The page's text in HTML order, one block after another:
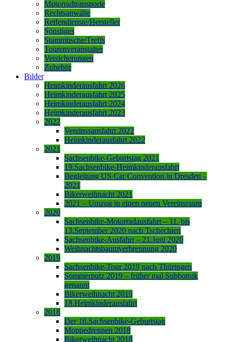
Motorradtransporte
Rechtsanwälte
Reifendienste/Hersteller
Sonstiges
Stammtische/Treffs
Tourenveranstalter
Versicherungen
Zubehör
Bilder
Heimkinderausfahrt 2026
Heimkinderausfahrt 2025
Heimkinderausfahrt 2024
Heimkinderausfahrt 2023
2022
Vereinssausfahrt 2022
Heimkinderausfahrt 2022
2021
Sachsenbike-Geburtstag 2021
19.Sachsenbike-Heimkinderausfahrt
Begleitung US Car Convention in Dresden –
2021
Bikerweihnacht 2021
2021 – Umzug in einen neuen Vereinsraum
2020
Sachsenbike-Motorradausfahrt – 11. bis
13.September 2020 nach Tschechien
Sachsenbike-Ausfahrt – 21.Juni 2020
Weihnachtsbaumverbrennung 2020
2019
Sachsenbike-Tour 2019 nach Thüringen
Sommerputz 2019 – früher mal Subbotnik
genannt
Bikerweihnacht 2019
18.Heimkinderausfahrt
2018
Der 18.Sachsenbike-Geburtstag
Moppedrennen 2018
Bikerweihnacht 2018